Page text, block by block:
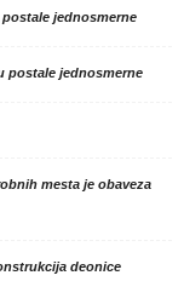
jednosmerne
postale jednosmerne
mesta je obaveza
deonice